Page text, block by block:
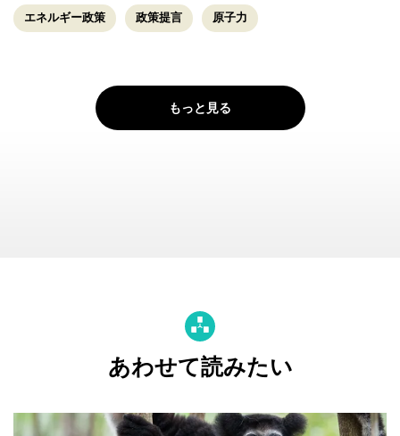
エネルギー政策 政策提言 原子力
もっと見る
あわせて読みたい